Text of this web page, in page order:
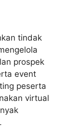
tindak
prospek
event
peserta
virtual